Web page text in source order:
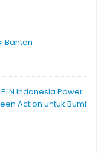
Banten
Indonesia Power
Action untuk Bumi